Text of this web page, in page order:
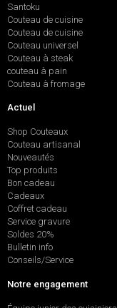
Santoku
Couteau de cuisine
Couteau de cuisine
Couteau universel
Couteau à steak
couteau à pain
Couteau à fromage
Actuel
Shop Couteaux
Couteau artisanal
Nouveautés
Top produits
Bon cadeau
Cadeaux
Coffret cadeau
Service gravure
Soldes 20%
Bulletin info
Conseils/Service
Notre engagement